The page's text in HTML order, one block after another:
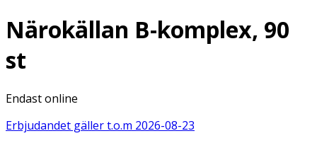
Närokällan B-komplex, 90
st
Endast online
Erbjudandet gäller t.o.m 2026-08-23